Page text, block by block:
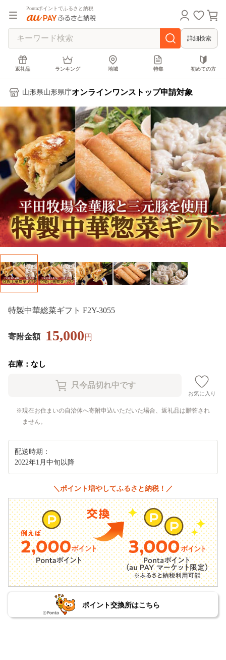
Pontaポイントでふるさと納税
詳細検索
返礼品 ランキング 地域 特集 初めての方
山形県山形県庁オンラインワンストップ申請対象
特製中華総菜ギフト F2Y-3055
寄附金額 15,000円
在庫：なし
お気に入り
現在お住まいの自治体へ寄附申込いただいた場合、返礼品は贈答され
ません。
配送時期：
2022年1月中旬以降
＼ポイント増やしてふるさと納税！／
ポイント交換所はこちら